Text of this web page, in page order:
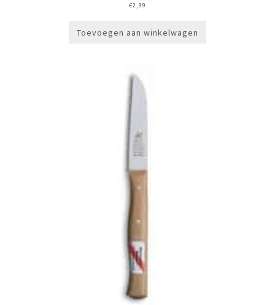
€2,99
Toevoegen aan winkelwagen